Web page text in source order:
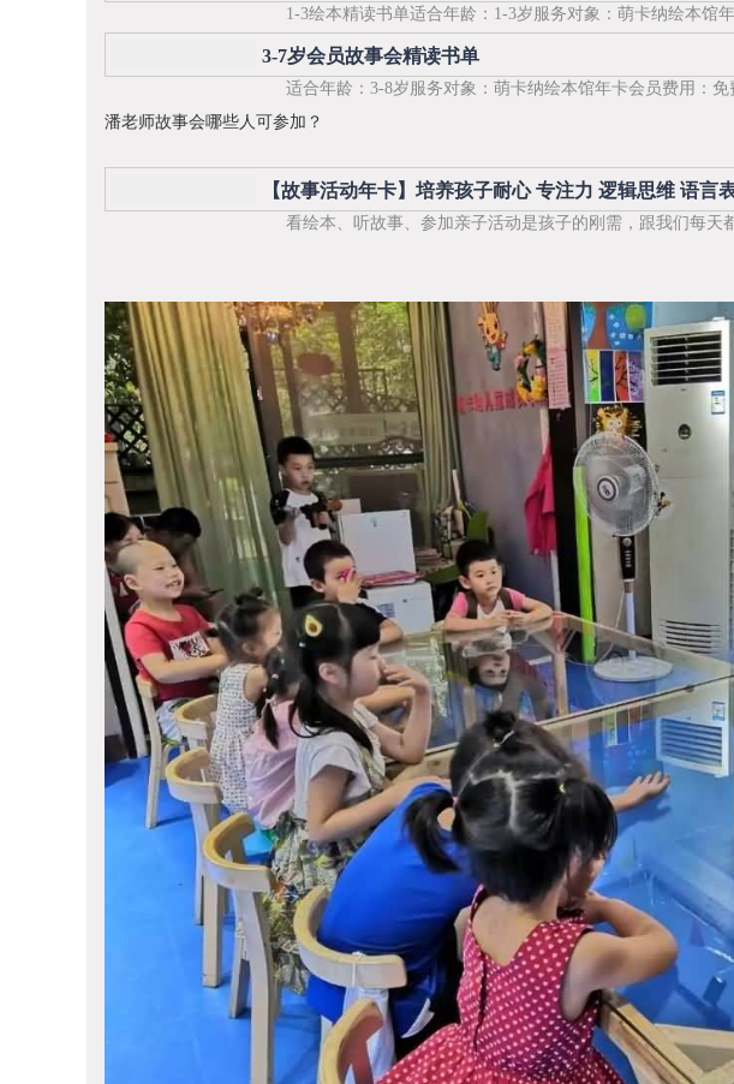
1-3绘本精读书单适合年龄：1-3岁服务对象：萌卡纳绘本馆
3-7岁会员故事会精读书单
适合年龄：3-8岁服务对象：萌卡纳绘本馆年卡会员费用：
潘老师故事会哪些人可参加？
【故事活动年卡】培养孩子耐心 专注力 逻辑思维 语言
看绘本、听故事、参加亲子活动是孩子的刚需，跟我们每天